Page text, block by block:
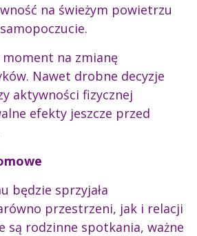
na świeżym powietrzu
na zmianę
Nawet drobne decyzje
aktywności fizycznej
efekty jeszcze przed
będzie sprzyjała
przestrzeni, jak i relacji
są rodzinne spotkania, ważne